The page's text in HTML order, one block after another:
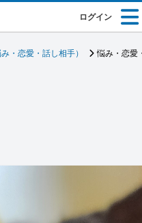
ログイン
・恋愛・話し相手） 悩み・恋愛